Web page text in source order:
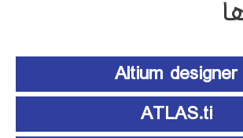
Altium designer
ATLAS.ti